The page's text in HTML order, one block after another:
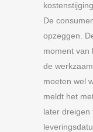
De
opzeggen.
moment van
de
moeten wel
meldt het
later dreigen